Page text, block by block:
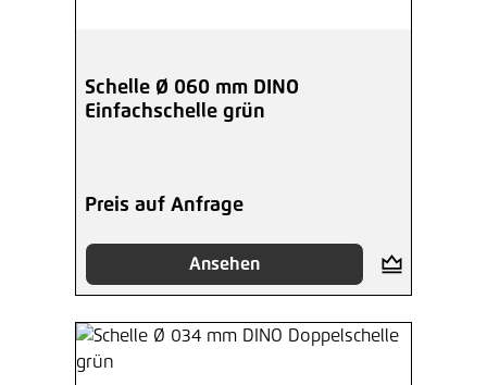
Schelle Ø 060 mm DINO
Einfachschelle grün
Preis auf Anfrage
Ansehen